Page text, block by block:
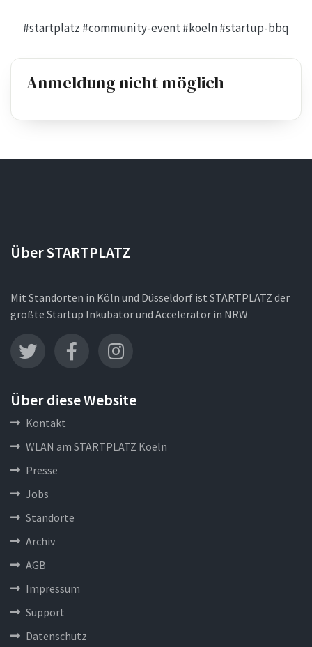
#startplatz #community-event#koeln#startup-bbq
Anmeldung nicht möglich
Über STARTPLATZ
Mit Standorten in Köln und Düsseldorf ist STARTPLATZ der
größte Startup Inkubator und Accelerator in NRW
Über diese Website
Kontakt
WLAN am STARTPLATZ Koeln
Presse
Jobs
Standorte
Archiv
AGB
Impressum
Support
Datenschutz